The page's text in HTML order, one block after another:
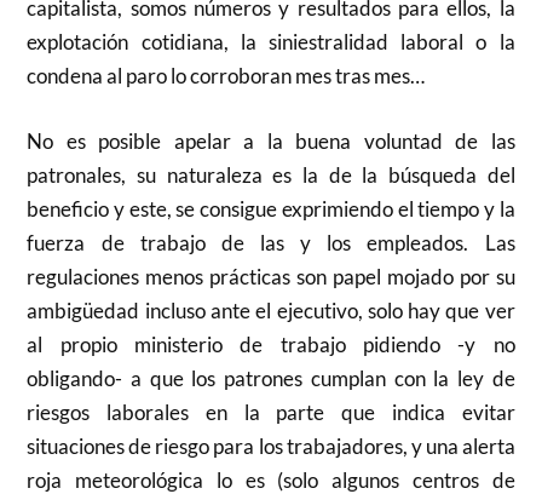
capitalista, somos números y resultados para ellos, la
explotación cotidiana, la siniestralidad laboral o la
condena al paro lo corroboran mes tras mes…
No es posible apelar a la buena voluntad de las
patronales, su naturaleza es la de la búsqueda del
beneficio y este, se consigue exprimiendo el tiempo y la
fuerza de trabajo de las y los empleados. Las
regulaciones menos prácticas son papel mojado por su
ambigüedad incluso ante el ejecutivo, solo hay que ver
al propio ministerio de trabajo pidiendo -y no
obligando- a que los patrones cumplan con la ley de
riesgos laborales en la parte que indica evitar
situaciones de riesgo para los trabajadores, y una alerta
roja meteorológica lo es (solo algunos centros de